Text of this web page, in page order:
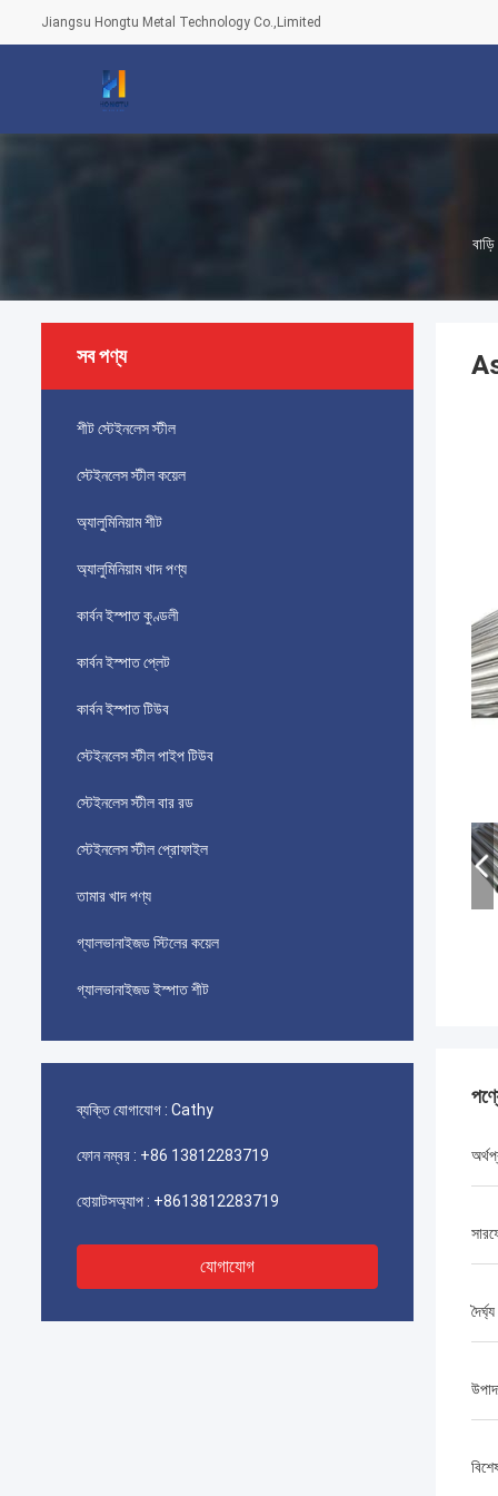
Jiangsu Hongtu Metal Technology Co.,Limited
বাড়ি
সব পণ্য
শীট স্টেইনলেস স্টীল
স্টেইনলেস স্টীল কয়েল
অ্যালুমিনিয়াম শীট
অ্যালুমিনিয়াম খাদ পণ্য
কার্বন ইস্পাত কুণ্ডলী
কার্বন ইস্পাত প্লেট
কার্বন ইস্পাত টিউব
স্টেইনলেস স্টীল পাইপ টিউব
স্টেইনলেস স্টীল বার রড
স্টেইনলেস স্টীল প্রোফাইল
তামার খাদ পণ্য
গ্যালভানাইজড স্টিলের কয়েল
গ্যালভানাইজড ইস্পাত শীট
ব্যক্তি যোগাযোগ : Cathy
ফোন নম্বর : +86 13812283719
হোয়াটসঅ্যাপ : +8613812283719
যোগাযোগ
দৈর্ঘ্য